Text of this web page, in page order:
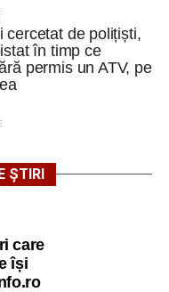
cercetat de polițiști,
în timp ce
permis un ATV, pe
ȘTIRI
care
își